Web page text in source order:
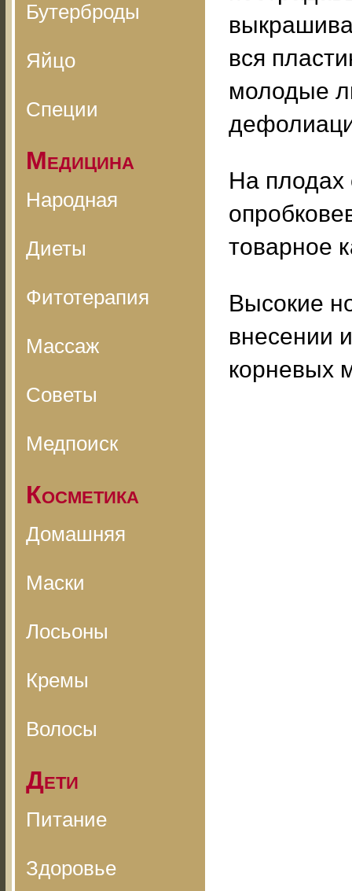
Бутерброды
Яйцо
Специи
Медицина
Народная
Диеты
Фитотерапия
Массаж
Советы
Медпоиск
Косметика
Домашняя
Маски
Лосьоны
Кремы
Волосы
Дети
Питание
Здоровье
вся
молодые
На плодах
товарное
Высокие
внесении
корневых